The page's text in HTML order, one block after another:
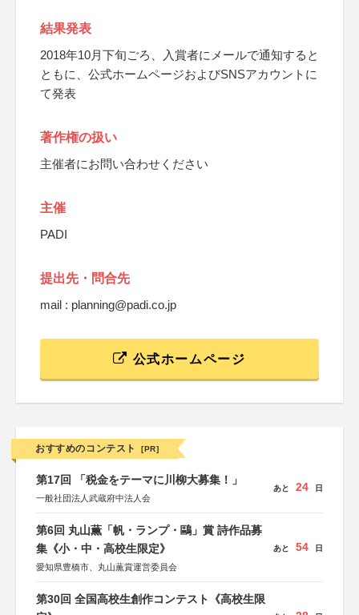
結果発表
2018年10月下旬ごろ、入賞者にメールで通知すると
ともに、公式ホームページおよびSNSアカウントに
て発表
著作権の扱い
主催者にお問い合わせください
主催
PADI
提出先・問合先
mail : planning@padi.co.jp
公式ホームページ
おすすめのコンテスト [PR]
第17回 「税金をテーマに川柳大募集！」
一般社団法人武蔵府中法人会
あと 24 日
第6回 丸山薫「帆・ランプ・鷗」賞 詩作品募
集《小・中・高校生限定》
愛知県豊橋市、丸山薫賞運営委員会
あと 54 日
第30回 全国高校生創作コンテスト《高校生限